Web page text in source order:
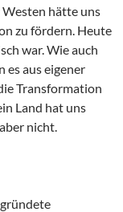
hätte uns
zu fördern. Heute
war. Wie auch
es aus eigener
Transformation
Land hat uns
nicht.